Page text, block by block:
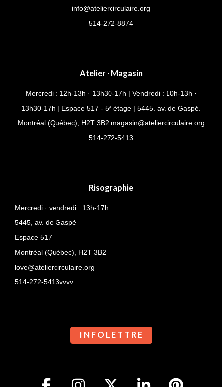
info@ateliercirculaire.org
514-272-8874
Atelier · Magasin
Mercredi : 12h-13h · 13h30-17h | Vendredi : 10h-13h ·
13h30-17h | Espace 517 - 5ᵉ étage | 5445, av. de Gaspé,
Montréal (Québec), H2T 3B2 magasin@ateliercirculaire.org
514-272-5413
Risographie
Mercredi · vendredi : 13h-17h
5445, av. de Gaspé
Espace 517
Montréal (Québec), H2T 3B2
love@ateliercirculaire.org
514-272-5413vvvv
I N F O L E T T R E